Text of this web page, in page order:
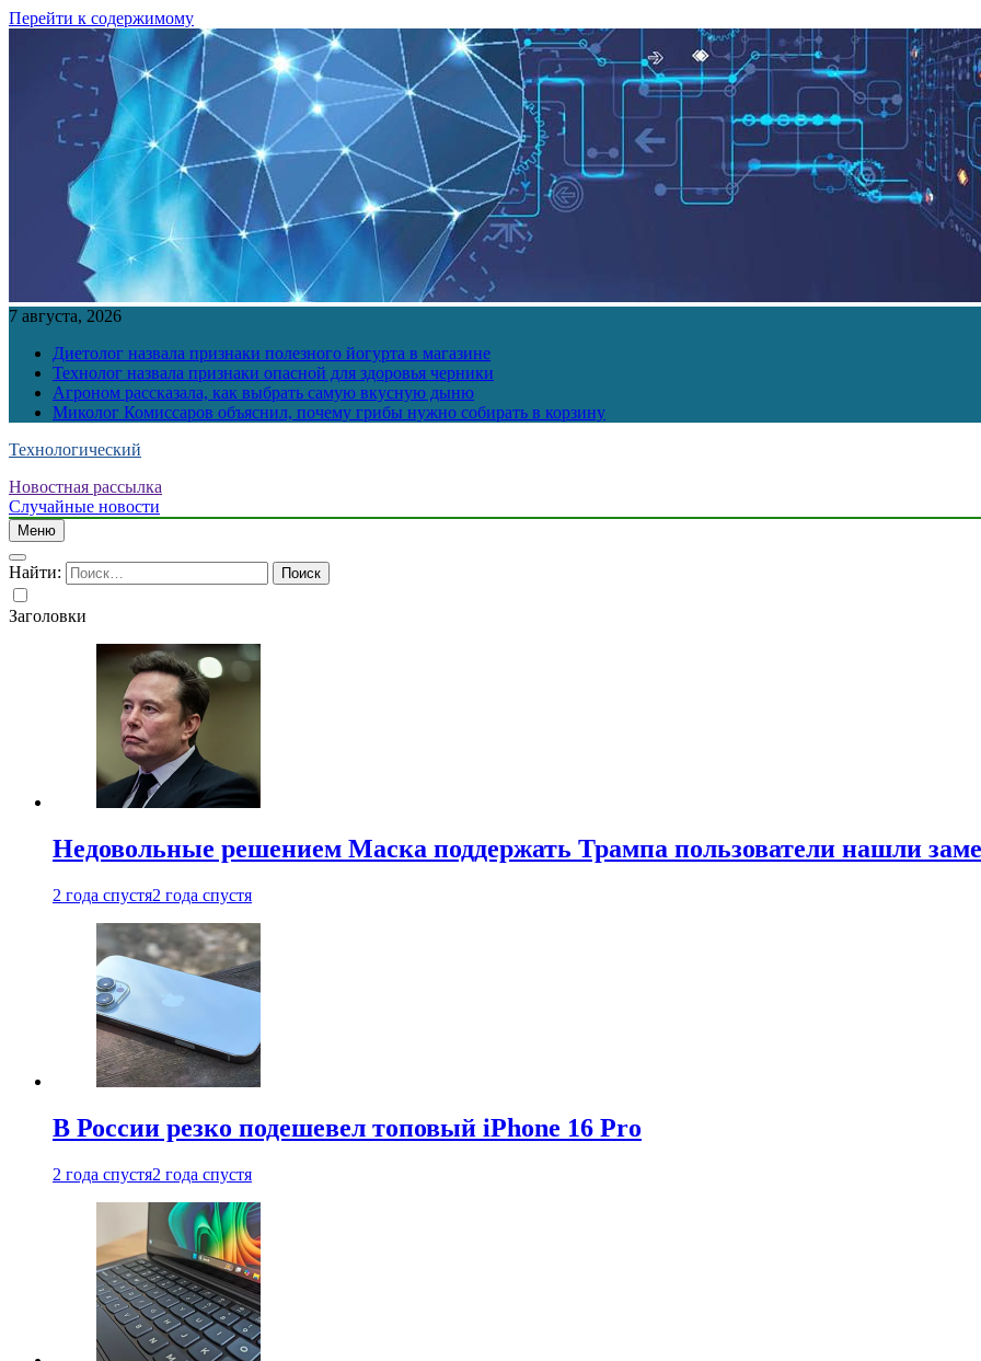
Перейти к содержимому
7 августа, 2026
Диетолог назвала признаки полезного йогурта в магазине
Технолог назвала признаки опасной для здоровья черники
Агроном рассказала, как выбрать самую вкусную дыню
Миколог Комиссаров объяснил, почему грибы нужно собирать в корзину
Технологический
Новостная рассылка
Случайные новости
Меню
Найти:
Заголовки
Недовольные решением Маска поддержать Трампа пользователи нашли
2 года спустя2 года спустя
В России резко подешевел топовый iPhone 16 Pro
2 года спустя2 года спустя